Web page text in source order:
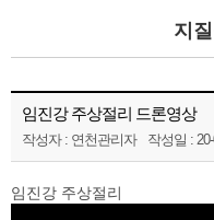
지
임진강 주상절리 드론영상
작성자 : 연천관리자 작성일 :
임진강 주상절리